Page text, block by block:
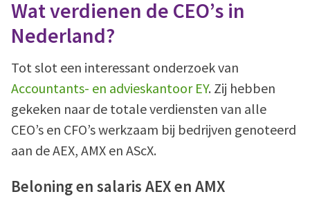
Wat verdienen de CEO’s in
Nederland?
Tot slot een interessant onderzoek van
Accountants- en advieskantoor EY. Zij hebben
gekeken naar de totale verdiensten van alle
CEO’s en CFO’s werkzaam bij bedrijven genoteerd
aan de AEX, AMX en AScX.
Beloning en salaris AEX en AMX